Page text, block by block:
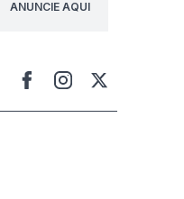
ANUNCIE AQUI